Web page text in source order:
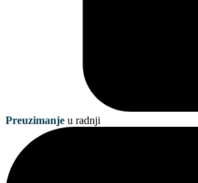
Preuzimanje u radnji